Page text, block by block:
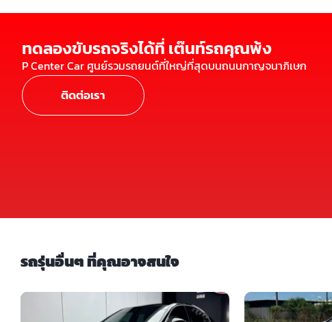
ทดลองขับรถจริงได้ที่ เต๊นท์รถคุณพ้ง
P Center Car ศูนย์รวมรถยนต์ที่ใหญ่ที่สุดบนถนนกาญจนาภิเษก
ติดต่อเรา
รถรุ่นอื่นๆ ที่คุณอาจสนใจ